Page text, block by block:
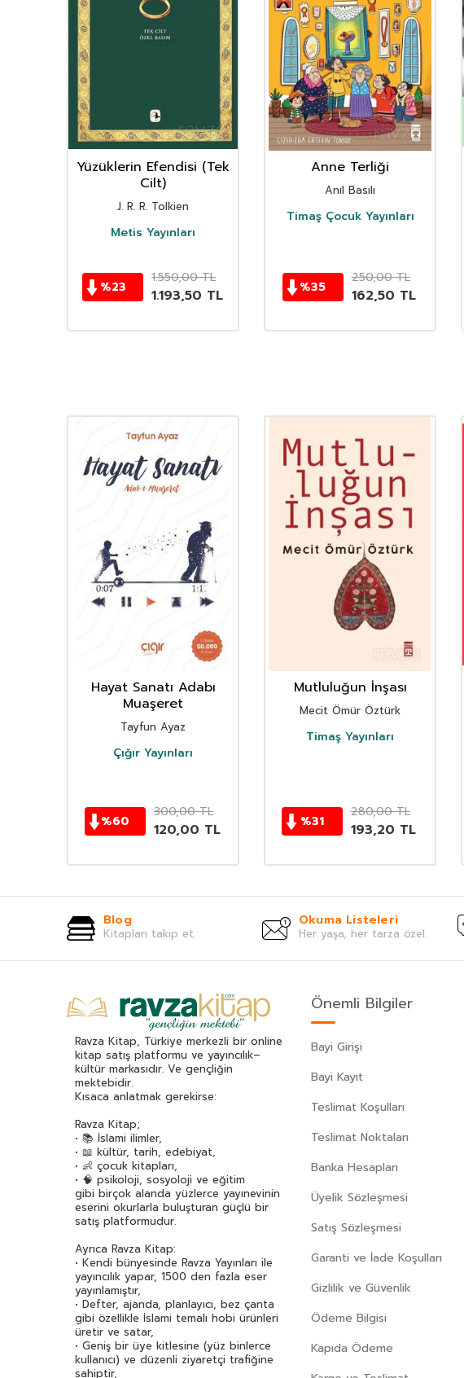
Yüzüklerin Efendisi (Tek
Cilt)
J. R. R. Tolkien
Metis Yayınları
%23
1.550,00TL
1.193,50 TL
Anne Terliği
Anıl Basılı
Timaş Çocuk Yayınları
%35
250,00TL
162,50 TL
Hayat Sanatı Adabı
Muaşeret
Tayfun Ayaz
Çığır Yayınları
%60
300,00TL
120,00 TL
Mutluluğun İnşası
Mecit Ömür Öztürk
Timaş Yayınları
%31
280,00TL
193,20 TL
Blog
Kitapları takip et.
Okuma Listeleri
Her yaşa, her tarza özel.
Ravza Kitap, Türkiye merkezli bir online
kitap satış platformu ve yayıncılık–
kültür markasıdır. Ve gençliğin
mektebidir.
Kısaca anlatmak gerekirse:
Ravza Kitap;
• 📚 İslami ilimler,
• 📖 kültür, tarih, edebiyat,
• 👶 çocuk kitapları,
• 🧠 psikoloji, sosyoloji ve eğitim
gibi birçok alanda yüzlerce yayınevinin
eserini okurlarla buluşturan güçlü bir
satış platformudur.
Ayrıca Ravza Kitap:
• Kendi bünyesinde Ravza Yayınları ile
yayıncılık yapar, 1500 den fazla eser
yayınlamıştır,
• Defter, ajanda, planlayıcı, bez çanta
gibi özellikle İslami temalı hobi ürünleri
üretir ve satar,
• Geniş bir üye kitlesine (yüz binlerce
kullanıcı) ve düzenli ziyaretçi trafiğine
sahiptir,
Önemli Bilgiler
Bayi Girişi
Bayi Kayıt
Teslimat Koşulları
Teslimat Noktaları
Banka Hesapları
Üyelik Sözleşmesi
Satış Sözleşmesi
Garanti ve İade Koşulları
Gizlilik ve Güvenlik
Ödeme Bilgisi
Kapıda Ödeme